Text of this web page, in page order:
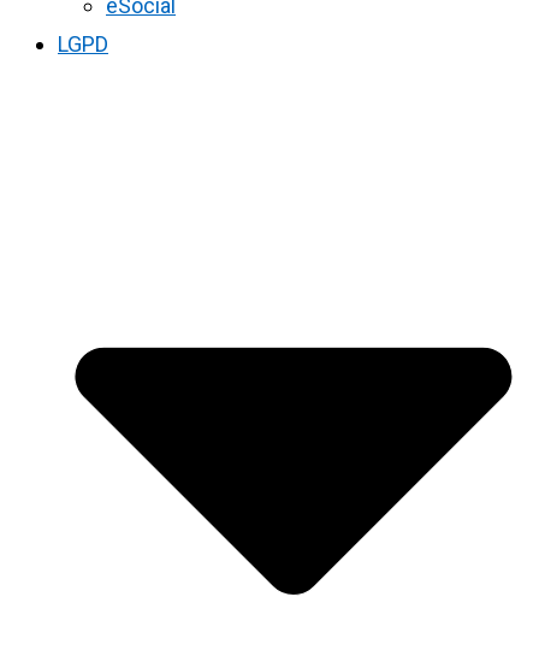
eSocial
LGPD